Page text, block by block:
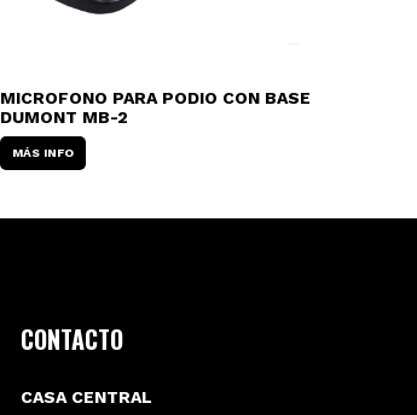
MICROFONO PARA PODIO CON BASE
DUMONT MB-2
MÁS INFO
CONTACTO
CASA CENTRAL